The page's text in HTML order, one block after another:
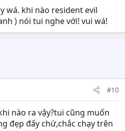
y wá. khi nào resident evil
) nói tui nghe với! vui wá!
#10
nào ra vậy?tui cũng muốn
đẹp đấy chứ,chắc chạy trên